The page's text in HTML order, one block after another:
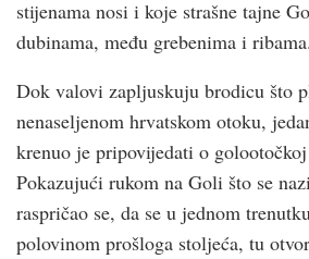
stijenama nosi i koje strašne tajne
dubinama, među grebenima i ribama.
Dok valovi zapljuskuju brodicu što
nenaseljenom hrvatskom otoku,
krenuo je pripovijedati o
Pokazujući rukom na Goli što se
raspričao se, da se u jednom
polovinom prošloga stoljeća, tu